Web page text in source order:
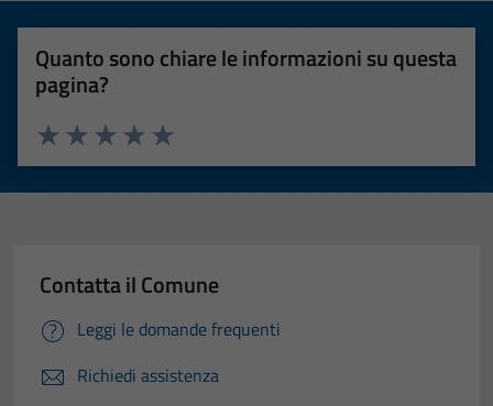
Quanto sono chiare le informazioni su questa
pagina?
Valuta 5 stelle su 5
Valuta 4 stelle su 5
Valuta 3 stelle su 5
Valuta 2 stelle su 5
Valuta 1 stelle su 5
Contatta il Comune
Leggi le domande frequenti
Richiedi assistenza